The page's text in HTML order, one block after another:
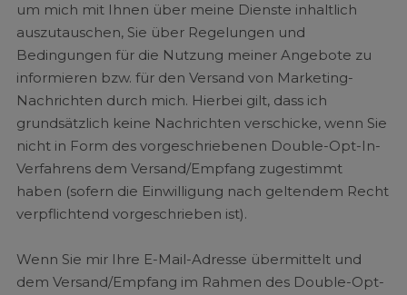
um mich mit Ihnen über meine Dienste inhaltlich
auszutauschen, Sie über Regelungen und
Bedingungen für die Nutzung meiner Angebote zu
informieren bzw. für den Versand von Marketing-
Nachrichten durch mich. Hierbei gilt, dass ich
grundsätzlich keine Nachrichten verschicke, wenn Sie
nicht in Form des vorgeschriebenen Double-Opt-In-
Verfahrens dem Versand/Empfang zugestimmt
haben (sofern die Einwilligung nach geltendem Recht
verpflichtend vorgeschrieben ist).
Wenn Sie mir Ihre E-Mail-Adresse übermittelt und
dem Versand/Empfang im Rahmen des Double-Opt-